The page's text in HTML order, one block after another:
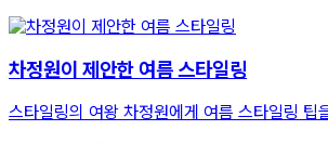
차정원이 제안한 여름 스타일링
스타일링의 여왕 차정원에게 여름 스타일링 팁